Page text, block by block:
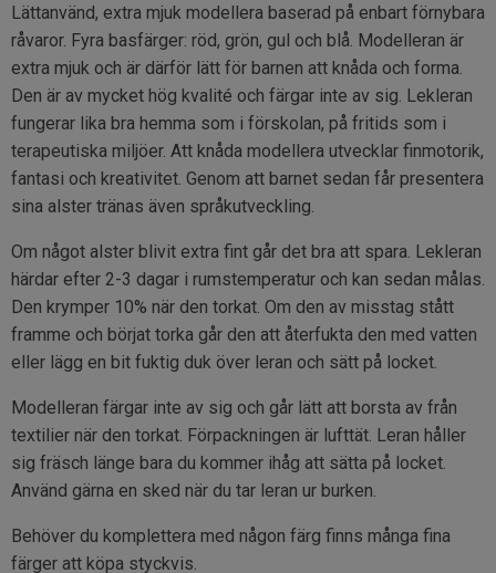
Lättanvänd, extra mjuk modellera baserad på enbart förnybara
råvaror. Fyra basfärger: röd, grön, gul och blå. Modelleran är
extra mjuk och är därför lätt för barnen att knåda och forma.
Den är av mycket hög kvalité och färgar inte av sig. Lekleran
fungerar lika bra hemma som i förskolan, på fritids som i
terapeutiska miljöer. Att knåda modellera utvecklar finmotorik,
fantasi och kreativitet. Genom att barnet sedan får presentera
sina alster tränas även språkutveckling.
Om något alster blivit extra fint går det bra att spara. Lekleran
härdar efter 2-3 dagar i rumstemperatur och kan sedan målas.
Den krymper 10% när den torkat. Om den av misstag stått
framme och börjat torka går den att återfukta den med vatten
eller lägg en bit fuktig duk över leran och sätt på locket.
Modelleran färgar inte av sig och går lätt att borsta av från
textilier när den torkat. Förpackningen är lufttät. Leran håller
sig fräsch länge bara du kommer ihåg att sätta på locket.
Använd gärna en sked när du tar leran ur burken.
Behöver du komplettera med någon färg finns många fina
färger att köpa styckvis.